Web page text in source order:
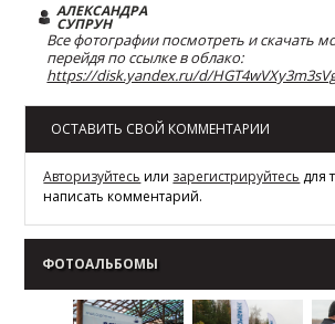
АЛЕКСАНДРА
СУПРУН
Все фотографии посмотреть и скачать
перейдя по ссылке в облако:
https://disk.yandex.ru/d/
ОСТАВИТЬ СВОЙ КОММЕНТАРИИ
Авторизуйтесь или зарегистрируйтесь для
написать комментарий.
ФОТОАЛЬБОМЫ